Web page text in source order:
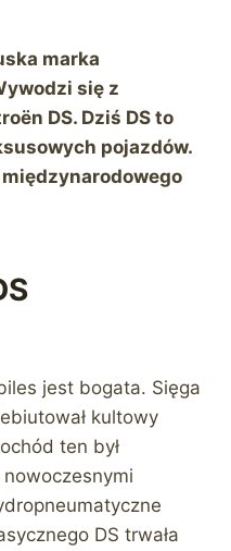
marka
się z
DS. Dziś DS to
pojazdów.
jest bogata. Sięga
kultowy
ten był
nowoczesnymi
DS trwała